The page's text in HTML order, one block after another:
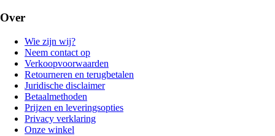
Over
Wie zijn wij?
Neem contact op
Verkoopvoorwaarden
Retourneren en terugbetalen
Juridische disclaimer
Betaalmethoden
Prijzen en leveringsopties
Privacy verklaring
Onze winkel